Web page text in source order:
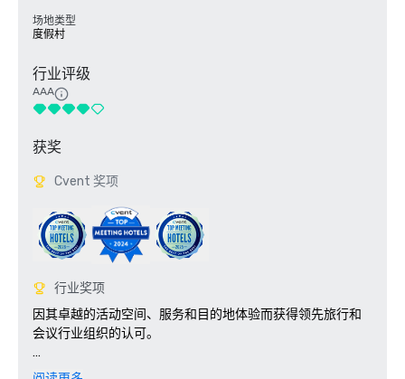
场地类型
度假村
行业评级
AAA
获奖
Cvent 奖项
行业奖项
因其卓越的活动空间、服务和目的地体验而获得领先旅行和
会议行业组织的认可。
奖项与表彰